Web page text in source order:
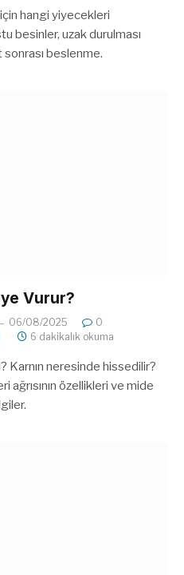
için hangi yiyecekleri
besinler, uzak durulması
beslenme.
Vurur?
06/08/2025
0
6 dakikalık okuma
Karnın neresinde hissedilir?
özellikleri ve mide